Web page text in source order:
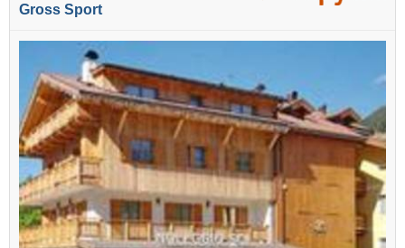
Gross Sport